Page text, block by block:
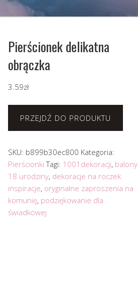
Pierścionek delikatna
obrączka
3.59zł
PRZEJDŹ DO PRODUKTU
SKU: b899b30ec800 Kategoria:
Pierścionki Tagi: 1001dekoracji, balony
18 urodziny, dekoracje na roczek
inspiracje, oryginalne zaproszenia na
komunię, podziękowanie dla
świadkowej